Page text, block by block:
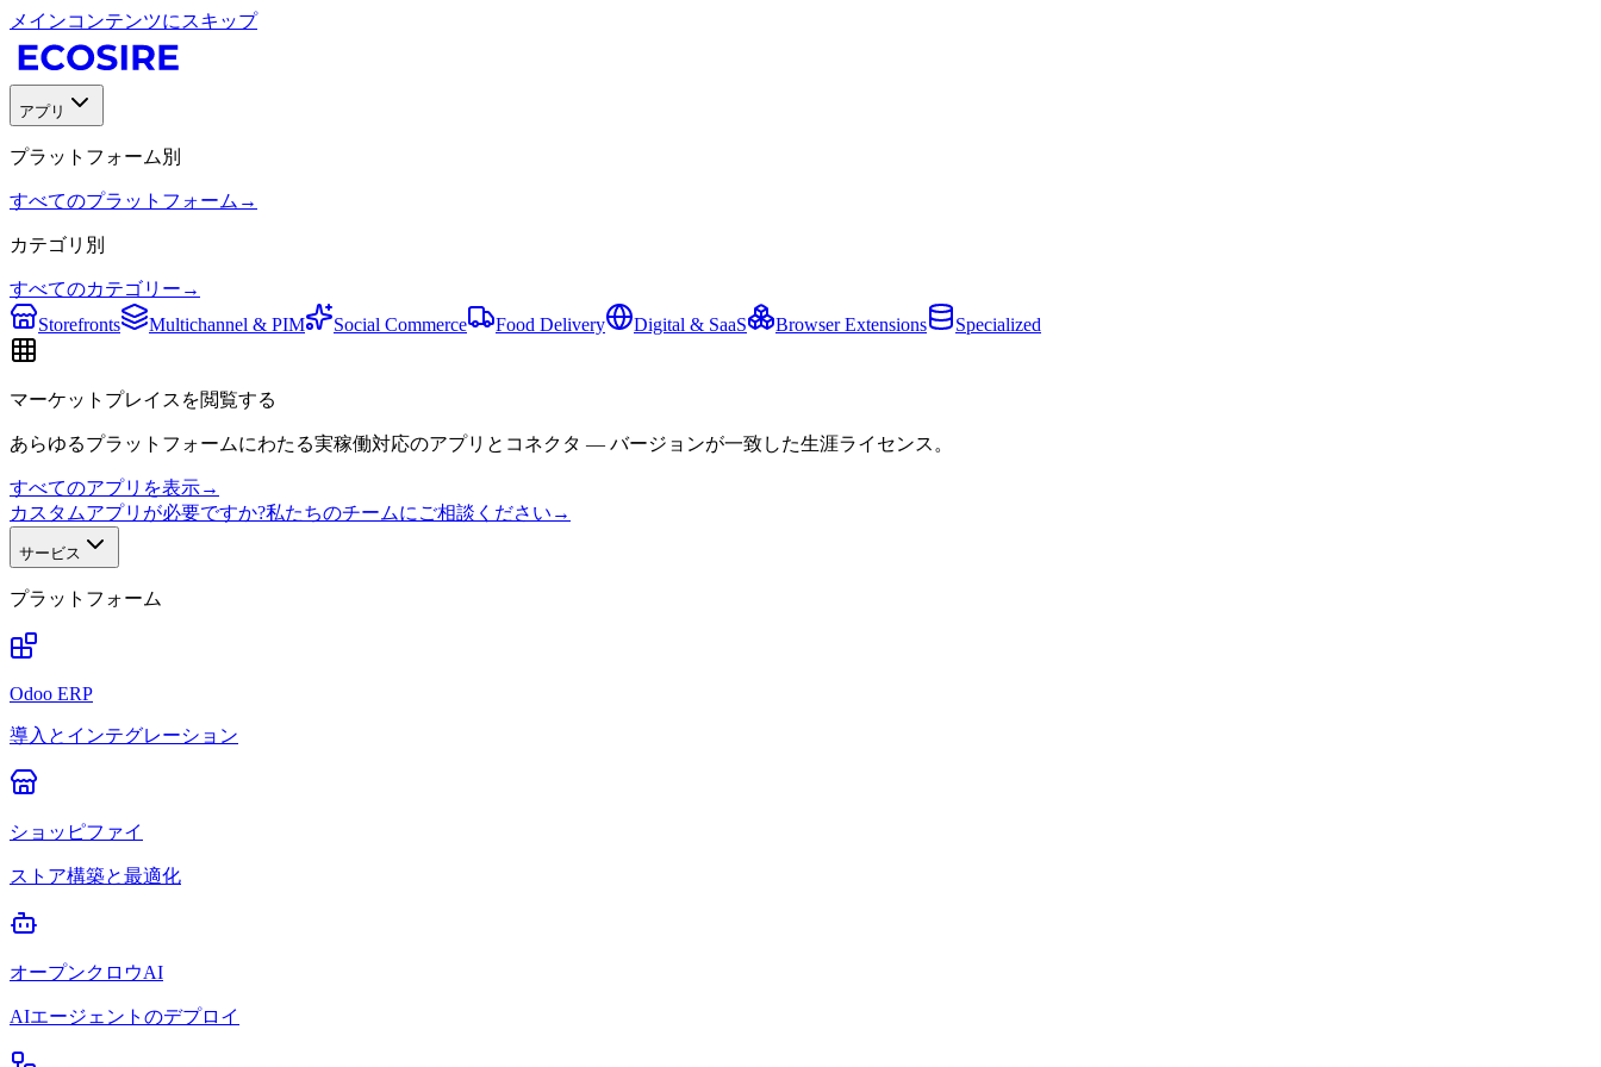
メインコンテンツにスキップ
アプリ
プラットフォーム別
すべてのプラットフォーム →
カテゴリ別
すべてのカテゴリー →
Storefronts
Multichannel & PIM Social Commerce Food Delivery Digital & SaaS Browser Extensions Specialized
マーケットプレイスを閲覧する
あらゆるプラットフォームにわたる実稼働対応のアプリとコネクタ — バージョンが一致した生涯ライセンス。
すべてのアプリを表示→
カスタムアプリが必要ですか?私たちのチームにご相談ください →
サービス
プラットフォーム
Odoo ERP
導入とインテグレーション
ショッピファイ
ストア構築と最適化
オープンクロウAI
AIエージェントのデプロイ